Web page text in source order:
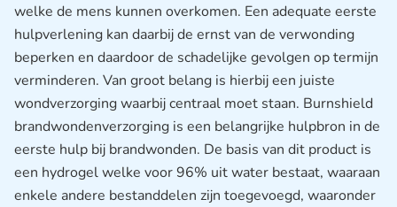
welke de mens kunnen overkomen. Een adequate eerste
hulpverlening kan daarbij de ernst van de verwonding
beperken en daardoor de schadelijke gevolgen op termijn
verminderen. Van groot belang is hierbij een juiste
wondverzorging waarbij centraal moet staan. Burnshield
brandwondenverzorging is een belangrijke hulpbron in de
eerste hulp bij brandwonden. De basis van dit product is
een hydrogel welke voor 96% uit water bestaat, waaraan
enkele andere bestanddelen zijn toegevoegd, waaronder